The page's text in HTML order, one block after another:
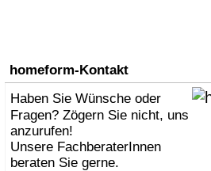
homeform-Kontakt
Haben Sie Wünsche oder
Fragen? Zögern Sie nicht, uns
anzurufen!
Unsere FachberaterInnen
beraten Sie gerne.